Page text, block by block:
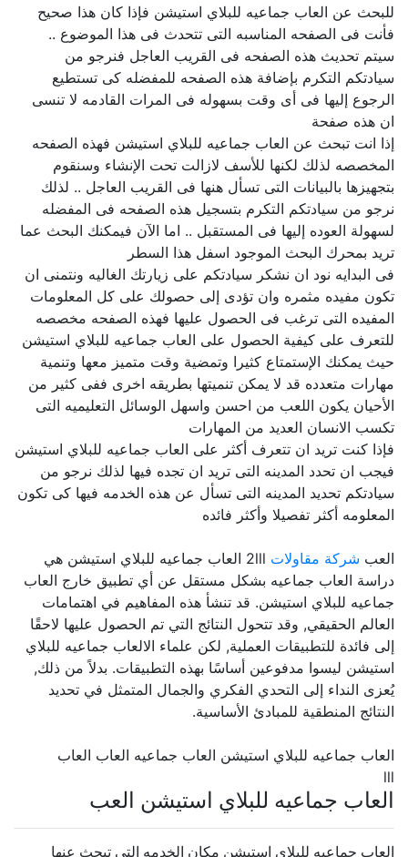
للبحث عن العاب جماعيه للبلاي استيشن فإذا كان هذا صحيح
فأنت فى الصفحه المناسبه التى تتحدث فى هذا الموضوع ..
سيتم تحديث هذه الصفحه فى القريب العاجل فنرجو من
سيادتكم التكرم بإضافة هذه الصفحه للمفضله كى تستطيع
الرجوع إليها فى أى وقت بسهوله فى المرات القادمه لا تنسى
ان هذه صفحة
إذا انت تبحث عن العاب جماعيه للبلاي استيشن فهذه الصفحه
المخصصه لذلك لكنها للأسف لازالت تحت الإنشاء وسنقوم
بتجهيزها بالبيانات التى تسأل هنها فى القريب العاجل .. لذلك
نرجو من سيادتكم التكرم بتسجيل هذه الصفحه فى المفضله
لسهولة العوده إليها فى المستقبل .. اما الآن فيمكنك البحث عما
تريد بمحرك البحث الموجود اسفل هذا السطر
فى البدايه نود ان نشكر سيادتكم على زيارتك الغاليه ونتمنى ان
تكون مفيده مثمره وان تؤدى إلى حصولك على كل المعلومات
المفيده التى ترغب فى الحصول عليها فهذه الصفحه مخصصه
للتعرف على كيفية الحصول على العاب جماعيه للبلاي استيشن
حيث يمكنك الإستمتاع كثيرا وتمضية وقت متميز معها وتنمية
مهارات متعدده قد لا يمكن تنميتها بطريقه اخرى ففى كثير من
الأحيان يكون اللعب من احسن واسهل الوسائل التعليميه التى
تكسب الانسان العديد من المهارات
فإذا كنت تريد ان تتعرف أكثر على العاب جماعيه للبلاي استيشن
فيجب ان تحدد المدينه التى تريد ان تجده فيها لذلك نرجو من
سيادتكم تحديد المدينه التى تسأل عن هذه الخدمه فيها كى تكون
المعلومه أكثر تفصيلا وأكثر فائده
العبشركة مقاولات
2lll العاب جماعيه للبلاي استيشن هي
دراسة العاب جماعيه بشكل مستقل عن أي تطبيق خارج العاب
جماعيه للبلاي استيشن. قد تنشأ هذه المفاهيم في اهتمامات
العالم الحقيقي, وقد تتحول النتائج التي تم الحصول عليها لاحقًا
إلى فائدة للتطبيقات العملية, لكن علماء الالعاب جماعيه للبلاي
استيشن ليسوا مدفوعين أساسًا بهذه التطبيقات. بدلاً من ذلك,
يُعزى النداء إلى التحدي الفكري والجمال المتمثل في تحديد
النتائج المنطقية للمبادئ الأساسية.
العاب جماعيه للبلاي استيشن العاب جماعيه العاب العاب
العاب جماعيه للبلاي استيشن العب
العاب جماعيه للبلاي استيشن مكان الخدمه التى تبحث عنها